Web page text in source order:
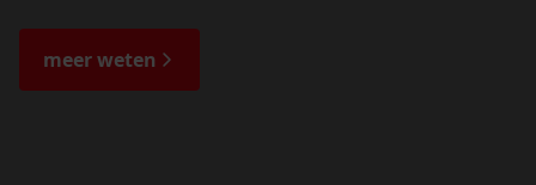
de bijzondere verhalen.
meer weten